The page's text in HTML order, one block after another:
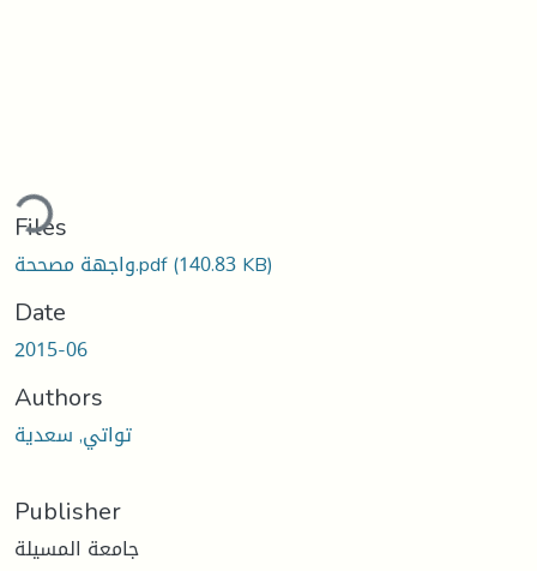
Files
واجهة مصححة.pdf(140.83 KB)
Date
2015-06
Authors
تواتي, سعدية
Publisher
جامعة المسيلة